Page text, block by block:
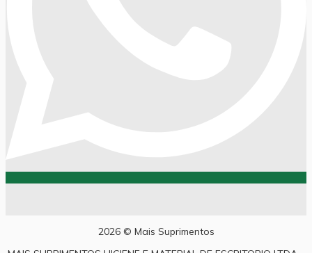
2026 © Mais Suprimentos